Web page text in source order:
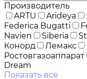
Производитель
ARTU
Arideya
Federica Bugatti
Navien
Siberia
Конорд
Лемакс
Ростовгазоаппарат
Dream
Показать все